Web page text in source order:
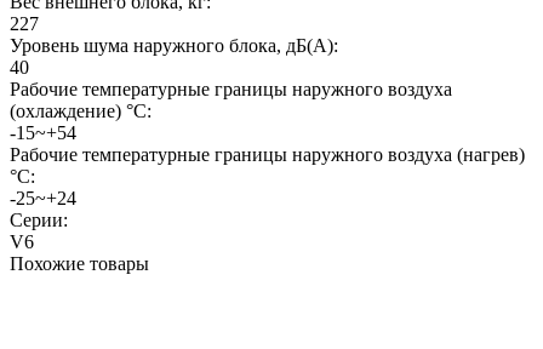
227
Уровень шума наружного блока, дБ(А):
40
Рабочие температурные границы наружного воздуха
(охлаждение) °C:
-15~+54
Рабочие температурные границы наружного воздуха (нагрев)
°C:
-25~+24
Серии:
V6
Похожие товары